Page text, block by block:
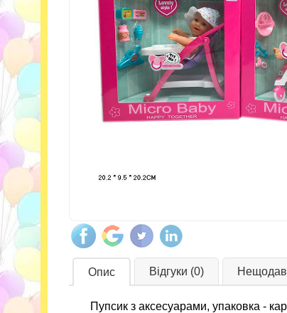
Опис Відгуки (0)
Пупсик з аксесуарами, упаковка -